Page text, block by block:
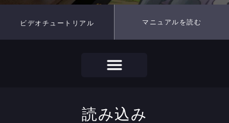
ビデオチュートリアル マニュアルを読む
読み込み